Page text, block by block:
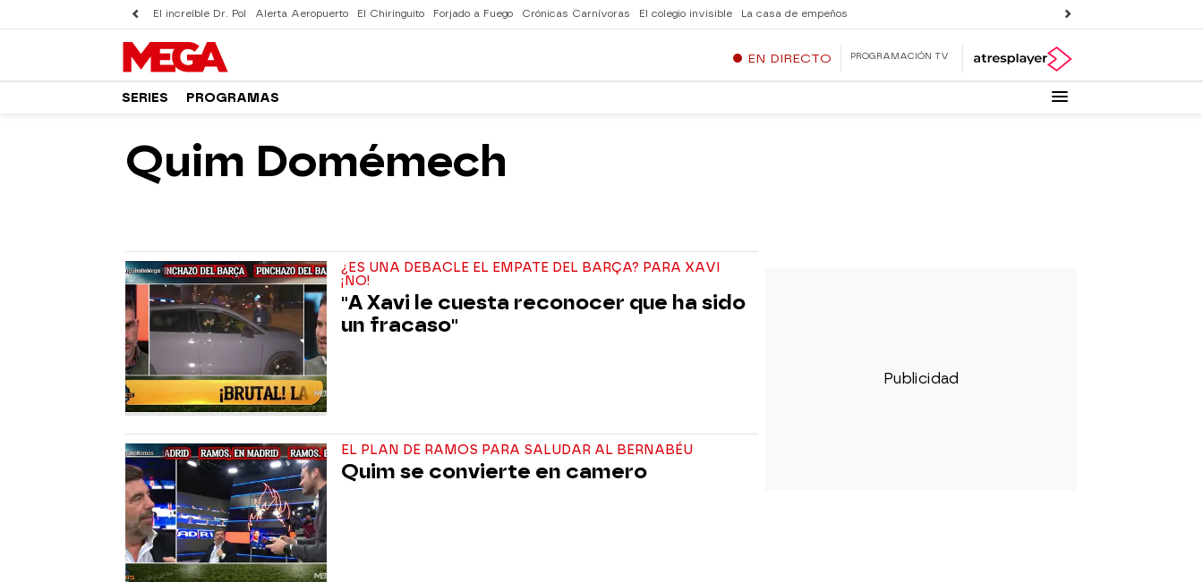
El increíble Dr. Pol Alerta Aeropuerto El Chiringuito Forjado a Fuego Crónicas Carnívoras El colegio invisible La casa de empeños
EN DIRECTO PROGRAMACIÓN TV
SERIES PROGRAMAS
Quim Domémech
¿ES UNA DEBACLE EL EMPATE DEL BARÇA? PARA XAVI
¡NO!
"A Xavi le cuesta reconocer que ha sido
un fracaso"
EL PLAN DE RAMOS PARA SALUDAR AL BERNABÉU
Quim se convierte en camero